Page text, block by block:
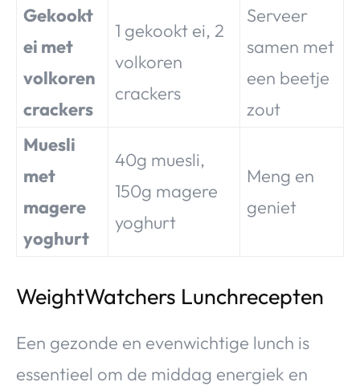
Gekookt
ei met
volkoren
crackers
1 gekookt ei, 2
volkoren
crackers
Serveer
samen met
een beetje
zout
Muesli
met
magere
yoghurt
40g muesli,
150g magere
yoghurt
Meng en
geniet
WeightWatchers Lunchrecepten
Een gezonde en evenwichtige lunch is
essentieel om de middag energiek en